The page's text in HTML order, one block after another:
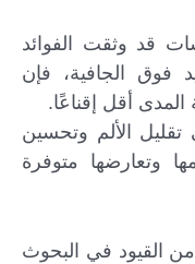
قد وثقت الفوائد
فوق الجافية، فإن
المدى أقل إقناعًا.
الألم وتحسين
وتعارضها متوفرة
من القيود في البحوث